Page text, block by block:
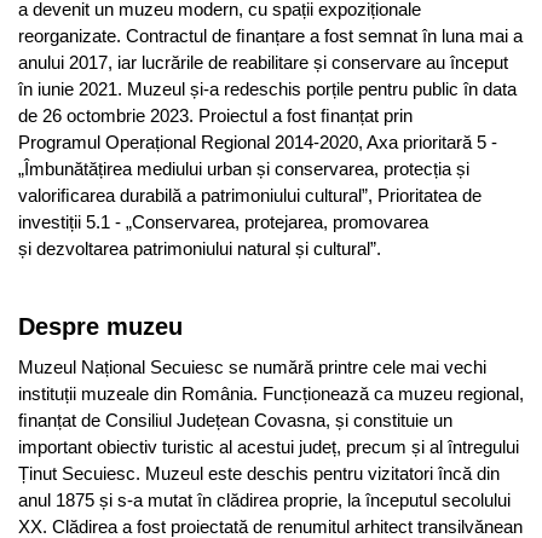
a devenit un muzeu modern, cu spații expoziționale
reorganizate. Contractul de ﬁnanțare a fost semnat în luna mai a
anului 2017, iar lucrările de reabilitare și conservare au început
în iunie 2021. Muzeul și-a redeschis porțile pentru public în data
de 26 octombrie 2023. Proiectul a fost ﬁnanțat prin
Programul Operațional Regional 2014-2020, Axa prioritară 5 -
„Îmbunătățirea mediului urban și conservarea, protecția și
valoriﬁcarea durabilă a patrimoniului cultural”, Prioritatea de
investiții 5.1 - „Conservarea, protejarea, promovarea
și dezvoltarea patrimoniului natural și cultural”.
Despre muzeu
Muzeul Național Secuiesc se numără printre cele mai vechi
instituții muzeale din România. Funcționează ca muzeu regional,
ﬁnanțat de Consiliul Județean Covasna, și constituie un
important obiectiv turistic al acestui județ, precum și al întregului
Ținut Secuiesc. Muzeul este deschis pentru vizitatori încă din
anul 1875 și s-a mutat în clădirea proprie, la începutul secolului
XX. Clădirea a fost proiectată de renumitul arhitect transilvănean